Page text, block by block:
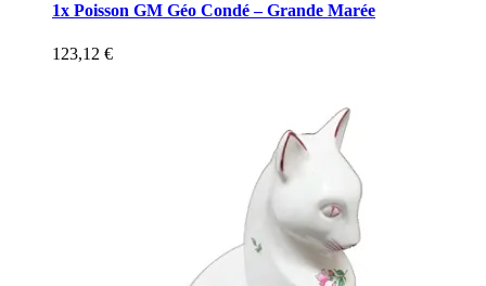
1x Poisson GM Géo Condé – Grande Marée
123,12 €